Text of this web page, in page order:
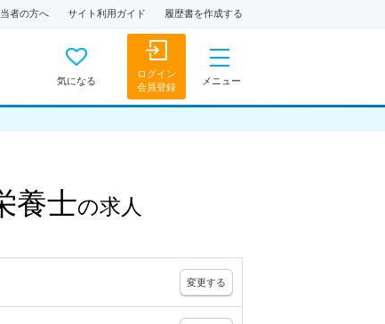
者の方へ サイト利用ガイド 履歴書を作成する
気になる
ログイン
会員登録
メニュー
養士の求人
変更する